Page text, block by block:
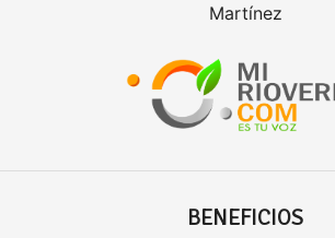
Martínez
BENEFICIOS